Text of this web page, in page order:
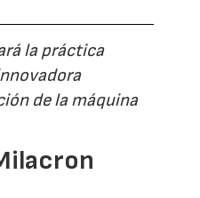
la práctica
de la máquina